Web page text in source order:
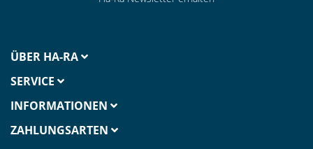
ÜBER HA-RA
SERVICE
INFORMATIONEN
ZAHLUNGSARTEN